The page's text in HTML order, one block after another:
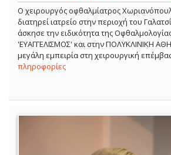
Ο χειρουργός οφθαλμίατρος
διατηρεί ιατρείο στην περιοχή του
άσκησε την ειδικότητα της
'ΕΥΑΓΓΕΛΙΣΜΟΣ' και στην ΠΟΛΥΚΛΙΝΙΚΗ
μεγάλη εμπειρία στη χειρουργική
πληροφορίες